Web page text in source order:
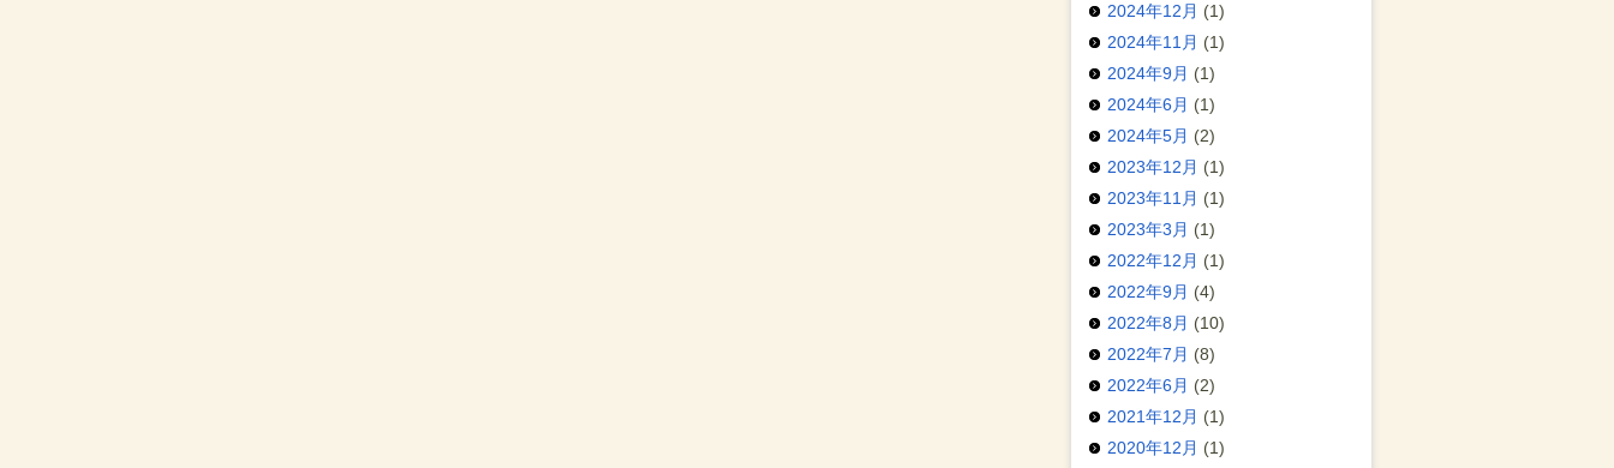
2024年12月 (1)
2024年11月 (1)
2024年9月 (1)
2024年6月 (1)
2024年5月 (2)
2023年12月 (1)
2023年11月 (1)
2023年3月 (1)
2022年12月 (1)
2022年9月 (4)
2022年8月 (10)
2022年7月 (8)
2022年6月 (2)
2021年12月 (1)
2020年12月 (1)